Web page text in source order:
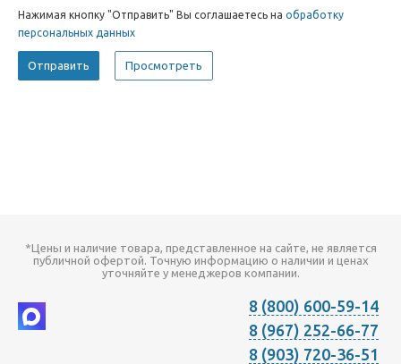
Нажимая кнопку "Отправить" Вы соглашаетесь на обработку
персональных данных
*Цены и наличие товара, представленное на сайте, не является
публичной офертой. Точную информацию о наличии и ценах
уточняйте у менеджеров компании.
8 (800) 600-59-14
8 (967) 252-66-77
8 (903) 720-36-51